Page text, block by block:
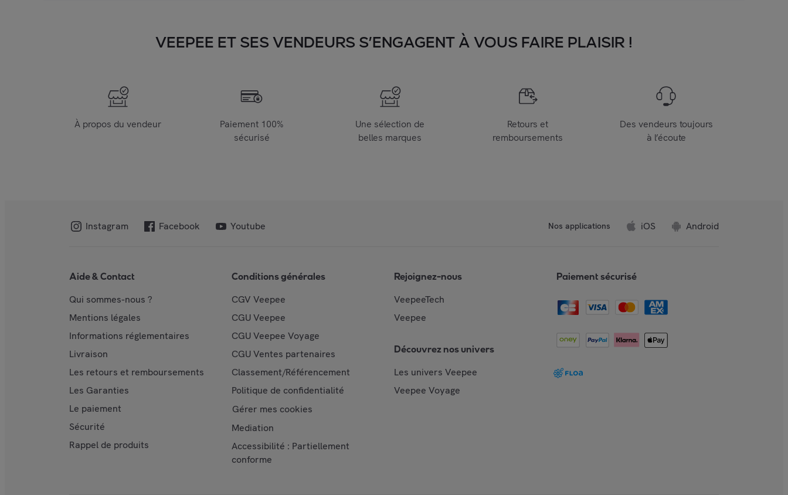
VEEPEE ET SES VENDEURS S’ENGAGENT À VOUS FAIRE PLAISIR !
À propos du vendeur
Paiement 100%
sécurisé
Une sélection de
belles marques
Retours et
remboursements
Des vendeurs toujours
à l’écoute
Instagram Facebook Youtube Nos applications iOS Android
Aide & Contact
Qui sommes-nous ?
Mentions légales
Informations réglementaires
Livraison
Les retours et remboursements
Les Garanties
Le paiement
Sécurité
Rappel de produits
Conditions générales
CGV Veepee
CGU Veepee
CGU Veepee Voyage
CGU Ventes partenaires
Classement/Référencement
Politique de confidentialité
Gérer mes cookies
Mediation
Accessibilité : Partiellement
conforme
Rejoignez-nous
VeepeeTech
Veepee
Découvrez nos univers
Les univers Veepee
Veepee Voyage
Paiement sécurisé